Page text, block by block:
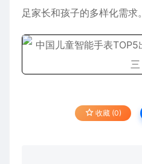
足家长和孩子的多样化需求。
收藏 (0)